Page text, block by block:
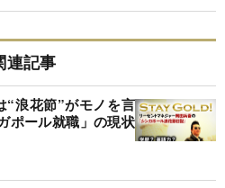
連記事
“浪花節”がモノを言
ポール就職」の現状